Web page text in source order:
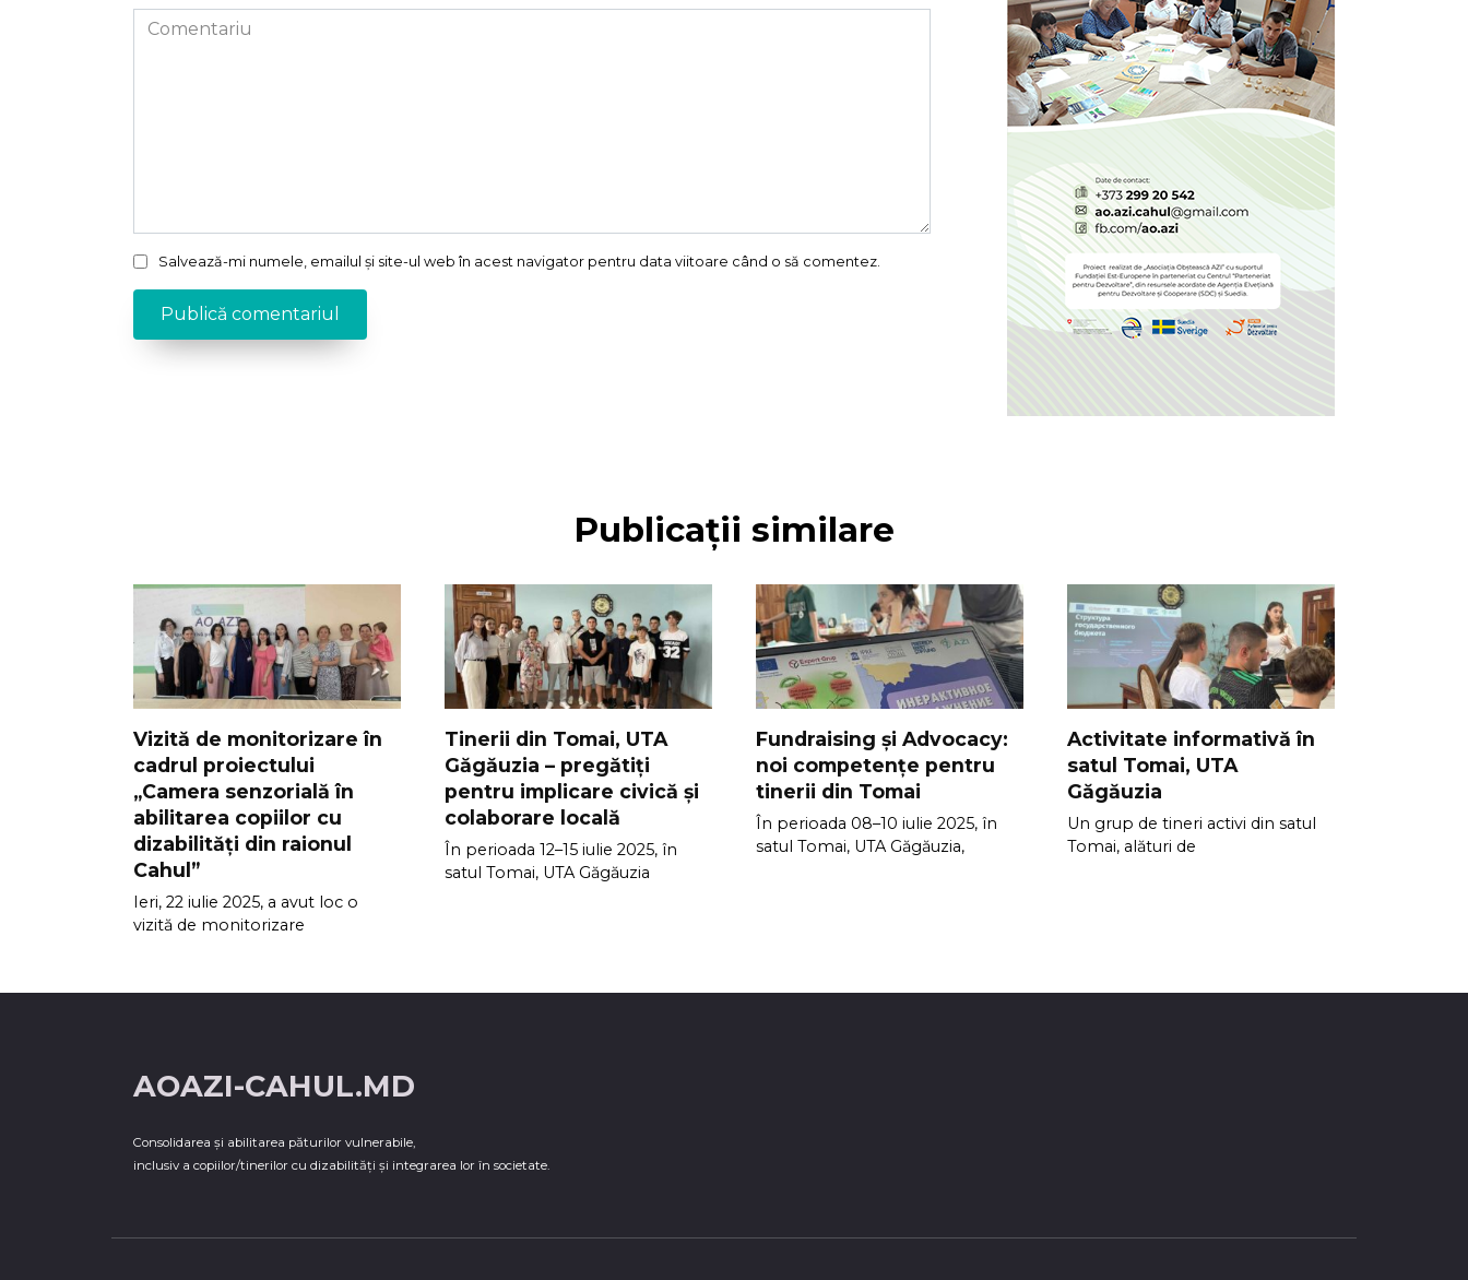
Comentariu
Salvează-mi numele, emailul și site-ul web în acest navigator pentru data viitoare când o să comentez.
Publicații similare
Vizită de monitorizare în
cadrul proiectului
„Camera senzorială în
abilitarea copiilor cu
dizabilități din raionul
Cahul”
Ieri, 22 iulie 2025, a avut loc o
vizită de monitorizare
Tinerii din Tomai, UTA
Găgăuzia – pregătiți
pentru implicare civică și
colaborare locală
În perioada 12–15 iulie 2025, în
satul Tomai, UTA Găgăuzia
Fundraising și Advocacy:
noi competențe pentru
tinerii din Tomai
În perioada 08–10 iulie 2025, în
satul Tomai, UTA Găgăuzia,
Activitate informativă în
satul Tomai, UTA
Găgăuzia
Un grup de tineri activi din satul
Tomai, alături de
AOAZI-CAHUL.MD
Consolidarea şi abilitarea păturilor vulnerabile,
inclusiv a copiilor/tinerilor cu dizabilităţi şi integrarea lor în societate.